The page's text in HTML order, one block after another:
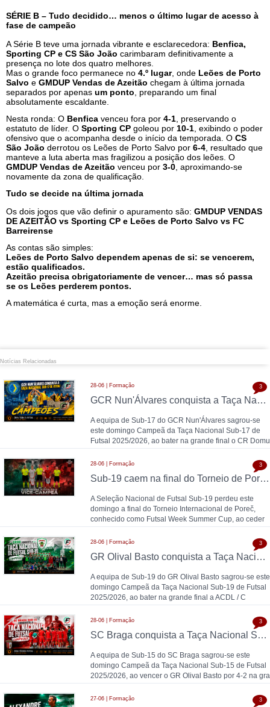
SÉRIE B – Tudo decidido… menos o último lugar de acesso à
fase de campeão
A Série B teve uma jornada vibrante e esclarecedora: Benfica,
Sporting CP e CS São João carimbaram definitivamente a
presença no lote dos quatro melhores.
Mas o grande foco permanece no 4.º lugar, onde Leões de Porto
Salvo e GMDUP Vendas de Azeitão chegam à última jornada
separados por apenas um ponto , preparando um final
absolutamente escaldante.
Nesta ronda: O Benfica venceu fora por 4-1 , preservando o
estatuto de líder. O Sporting CP goleou por 10-1 , exibindo o poder
ofensivo que o acompanha desde o início da temporada. O CS
São João derrotou os Leões de Porto Salvo por 6-4 , resultado que
manteve a luta aberta mas fragilizou a posição dos leões. O
GMDUP Vendas de Azeitão venceu por 3-0 , aproximando-se
novamente da zona de qualificação.
Tudo se decide na última jornada
Os dois jogos que vão definir o apuramento são: GMDUP VENDAS
DE AZEITÃO vs Sporting CP e Leões de Porto Salvo vs FC
Barreirense
As contas são simples:
Leões de Porto Salvo dependem apenas de si: se vencerem,
estão qualificados.
Azeitão precisa obrigatoriamente de vencer… mas só passa
se os Leões perderem pontos.
A matemática é curta, mas a emoção será enorme.
Notícias Relacionadas
28-06 | Formação
GCR Nun'Álvares conquista a Taça Nacional Sub-17 de Futsal nas grandes penalidades e sobe ao Nacional
A equipa de Sub-17 do GCR Nun'Álvares sagrou-se
este domingo Campeã da Taça Nacional Sub-17 de
Futsal 2025/2026, ao bater na grande final o CR Domu
3
28-06 | Formação
Sub-19 caem na final do Torneio de Poreč diante da Espanha (1-2)
A Seleção Nacional de Futsal Sub-19 perdeu este
domingo a final do Torneio Internacional de Poreč,
conhecido como Futsal Week Summer Cup, ao ceder
3
28-06 | Formação
GR Olival Basto conquista a Taça Nacional Sub-19 de Futsal após bater ACDL / CBIDN
A equipa de Sub-19 do GR Olival Basto sagrou-se este
domingo Campeã da Taça Nacional Sub-19 de Futsal
2025/2026, ao bater na grande final a ACDL / C
3
28-06 | Formação
SC Braga conquista a Taça Nacional Sub-15 de Futsal e sobe ao Campeonato Nacional 26/27
A equipa de Sub-15 do SC Braga sagrou-se este
domingo Campeã da Taça Nacional Sub-15 de Futsal
2025/2026, ao vencer o GR Olival Basto por 4-2 na gra
3
27-06 | Formação 3